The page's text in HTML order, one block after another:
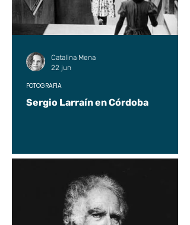
Sergio Larraín en Córdoba
FOTOGRAFÍA
Catalina Mena
22 jun